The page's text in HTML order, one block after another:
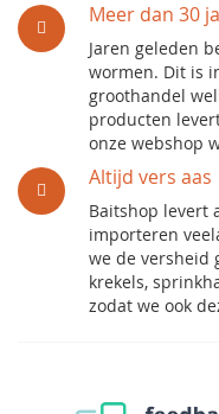
Meer dan 30
Jaren geleden
wormen. Dit is
groothandel
producten
onze webshop
Altijd vers aas
Baitshop levert
importeren
we de versheid
krekels,
zodat we ook